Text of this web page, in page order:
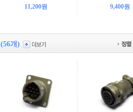
11,200원 9,400원
(56개)